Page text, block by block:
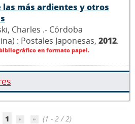
las más ardientes y otros
Charles .- Córdoba
: Postales Japonesas, 2012.
en formato papel.
1 (1 - 2 / 2)